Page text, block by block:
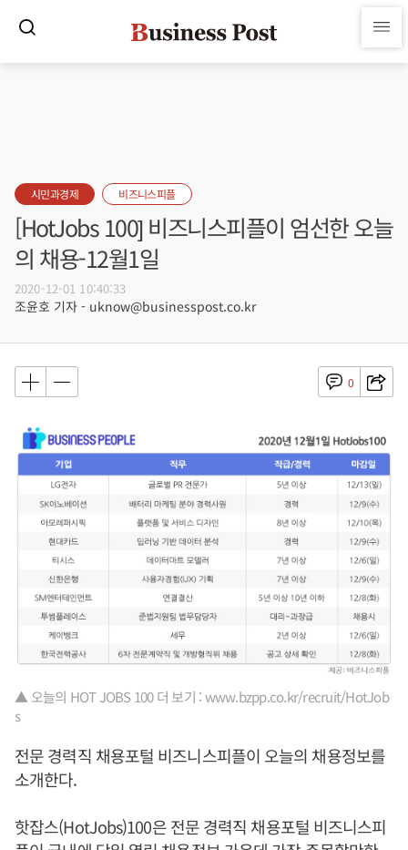
시민과경제 비즈니스피플
[HotJobs 100] 비즈니스피플이 엄선한 오늘
의 채용-12월1일
2020-12-01 10:40:33
조윤호 기자 - uknow@businesspost.co.kr
0
▲ 오늘의 HOT JOBS 100 더 보기 : www.bzpp.co.kr/recruit/HotJob
s
전문 경력직 채용포털 비즈니스피플이 오늘의 채용정보를
소개한다.
핫잡스(HotJobs)100은 전문 경력직 채용포털 비즈니스피